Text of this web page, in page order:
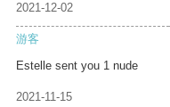
2021-12-02
游客
Estelle sent you 1 nude
2021-11-15